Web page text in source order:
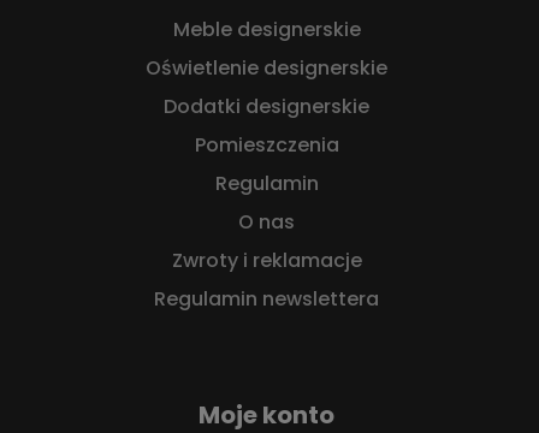
Meble designerskie
Oświetlenie designerskie
Dodatki designerskie
Pomieszczenia
Regulamin
O nas
Zwroty i reklamacje
Regulamin newslettera
Moje konto